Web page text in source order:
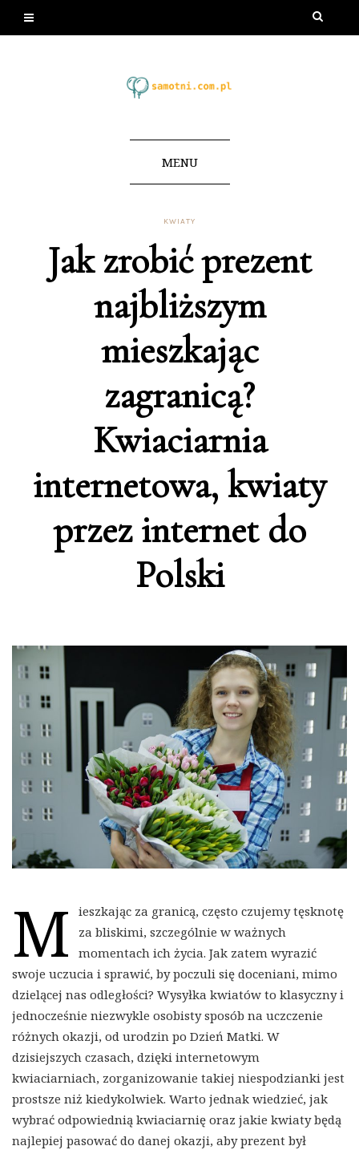
MENU
KWIATY
Jak zrobić prezent
najbliższym
mieszkając
zagranicą?
Kwiaciarnia
internetowa, kwiaty
przez internet do
Polski
M
ieszkając za granicą, często czujemy tęsknotę
za bliskimi, szczególnie w ważnych
momentach ich życia. Jak zatem wyrazić
swoje uczucia i sprawić, by poczuli się doceniani, mimo
dzielącej nas odległości? Wysyłka kwiatów to klasyczny i
jednocześnie niezwykle osobisty sposób na uczczenie
różnych okazji, od urodzin po Dzień Matki. W
dzisiejszych czasach, dzięki internetowym
kwiaciarniach, zorganizowanie takiej niespodzianki jest
prostsze niż kiedykolwiek. Warto jednak wiedzieć, jak
wybrać odpowiednią kwiaciarnię oraz jakie kwiaty będą
najlepiej pasować do danej okazji, aby prezent był